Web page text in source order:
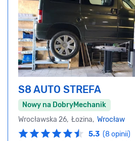
S8 AUTO STREFA
Nowy na DobryMechanik
Wrocławska 26, Łozina, Wrocław
5.3 (8 opinii)